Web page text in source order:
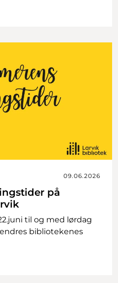
09.06.2026
på
til og med lørdag
bibliotekenes